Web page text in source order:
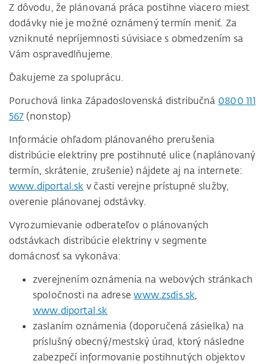
Z dôvodu, že plánovaná práca postihne viacero miest
dodávky nie je možné oznámený termín meniť. Za
vzniknuté nepríjemnosti súvisiace s obmedzením sa
Vám ospravedlňujeme.
Ďakujeme za spoluprácu.
Poruchová linka Západoslovenská distribučná 0800 111
567 (nonstop)
Informácie ohľadom plánovaného prerušenia
distribúcie elektriny pre postihnuté ulice (naplánovaný
termín, skrátenie, zrušenie) nájdete aj na internete:
www.diportal.sk v časti verejne prístupné služby,
overenie plánovanej odstávky.
Vyrozumievanie odberateľov o plánovaných
odstávkach distribúcie elektriny v segmente
domácnosť sa vykonáva:
zverejnením oznámenia na webových stránkach
spoločnosti na adresewww.zsdis.sk,
www.diportal.sk
zaslaním oznámenia (doporučená zásielka) na
príslušný obecný/mestský úrad, ktorý následne
zabezpečí informovanie postihnutých objektov